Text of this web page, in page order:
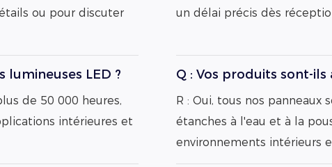
ou pour discuter
un délai précis dès
lumineuses LED ?
de 50 000 heures,
intérieures et
Q : Vos produits sont-
R : Oui, tous nos panneaux
étanches à l'eau et à la
environnements intérieurs